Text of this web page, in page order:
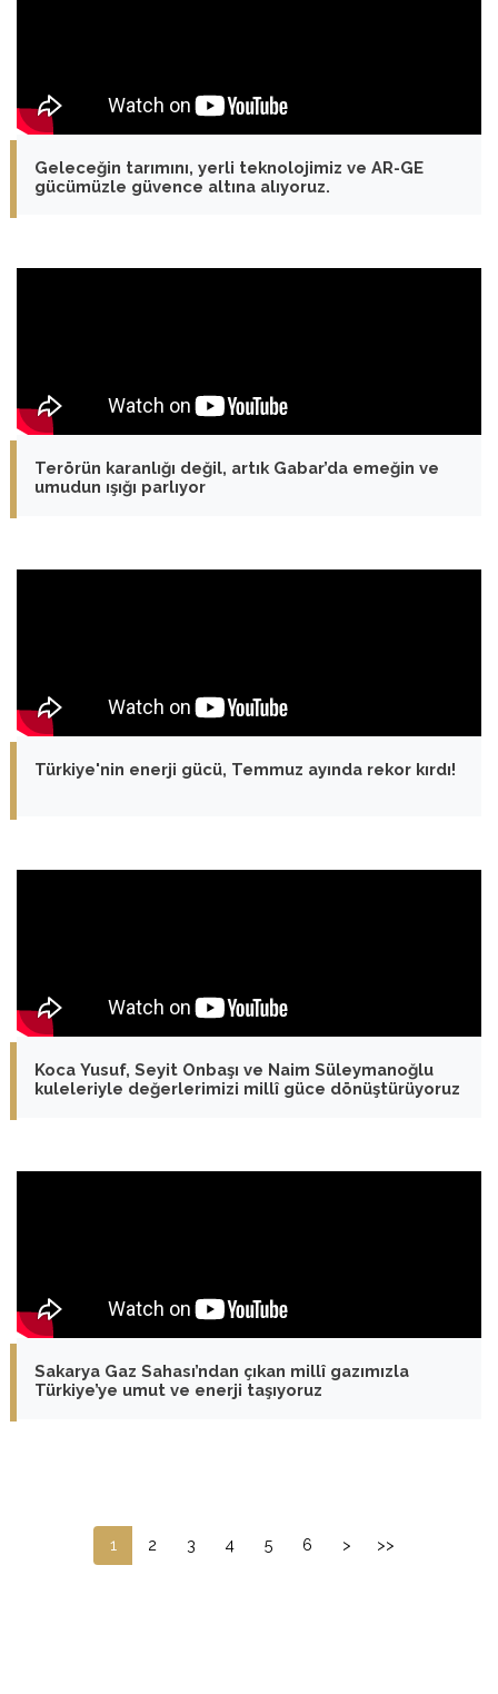
Geleceğin tarımını, yerli teknolojimiz ve AR-GE
gücümüzle güvence altına alıyoruz.
Terörün karanlığı değil, artık Gabar’da emeğin ve
umudun ışığı parlıyor
Türkiye'nin enerji gücü, Temmuz ayında rekor kırdı!
Koca Yusuf, Seyit Onbaşı ve Naim Süleymanoğlu
kuleleriyle değerlerimizi millî güce dönüştürüyoruz
Sakarya Gaz Sahası’ndan çıkan millî gazımızla
Türkiye’ye umut ve enerji taşıyoruz
1 2 3 4 5 6 > >>